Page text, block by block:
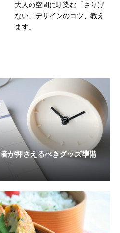
大人の空間に馴染む「さりげ
ない」デザインのコツ、教え
ます。
が押さえるべきグッズ準備